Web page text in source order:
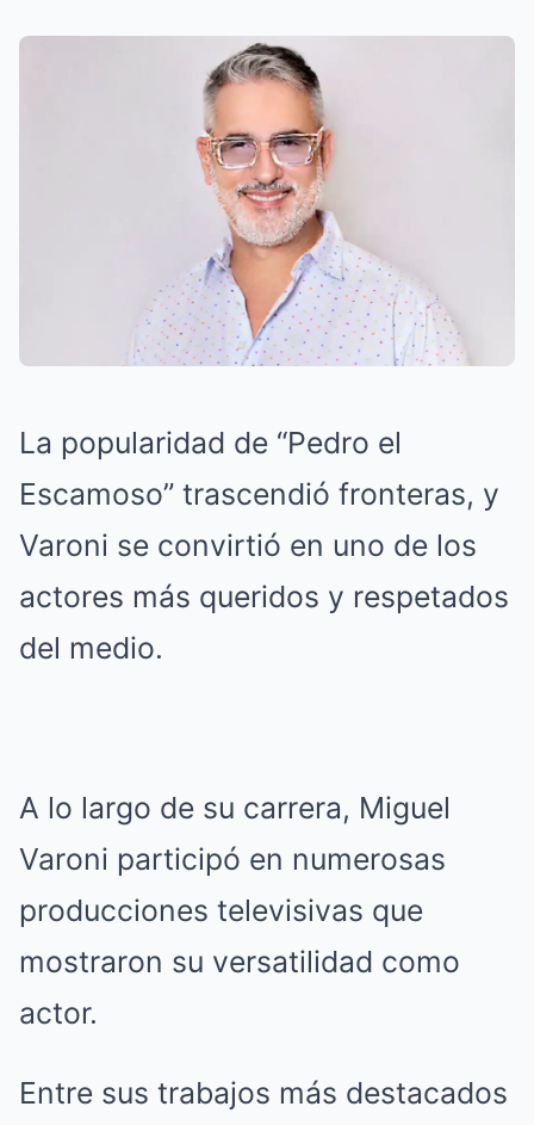
La popularidad de “Pedro el
Escamoso” trascendió fronteras, y
Varoni se convirtió en uno de los
actores más queridos y respetados
del medio.
A lo largo de su carrera, Miguel
Varoni participó en numerosas
producciones televisivas que
mostraron su versatilidad como
actor.
Entre sus trabajos más destacados